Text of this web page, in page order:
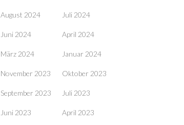
August 2024 Juli 2024
Juni 2024 April 2024
März 2024 Januar 2024
November 2023 Oktober 2023
September 2023 Juli 2023
Juni 2023 April 2023